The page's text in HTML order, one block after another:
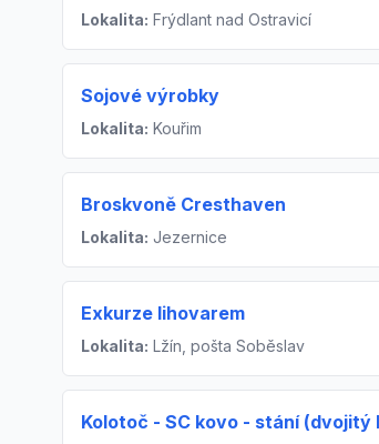
Lokalita: Frýdlant nad Ostravicí
Sojové výrobky
Lokalita: Kouřim
Broskvoně Cresthaven
Lokalita: Jezernice
Exkurze lihovarem
Lokalita: Lžín, pošta Soběslav
Kolotoč - SC kovo - stání (dvojitý